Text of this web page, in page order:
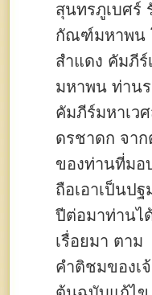
สุนทรภูเบศร์
กัณฑ์มหาพน
สำแดง คัมภีร์
มหาพน ท่านร
คัมภีร์มหาเว
ดรชาดก จา
ของท่านที่มอ
ถือเอาเป็นป
ปีต่อมาท่านไ
เรื่อยมา ตาม
คำติชมของเ